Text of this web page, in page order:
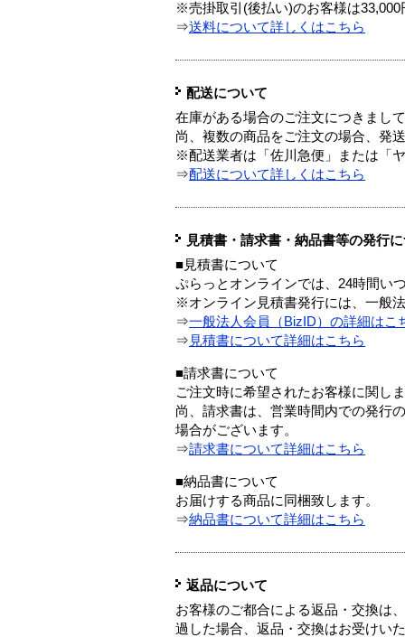
※売掛取引(後払い)のお客様は33,000
⇒送料について詳しくはこちら
配送について
在庫がある場合のご注文につきまし
尚、複数の商品をご注文の場合、発
※配送業者は「佐川急便」または「
⇒配送について詳しくはこちら
見積書・請求書・納品書等の発行
■見積書について
ぷらっとオンラインでは、24時間い
※オンライン見積書発行には、一般
⇒一般法人会員（BizID）の詳細はこ
⇒ 見積書について詳細はこちら
■請求書について
ご注文時に希望されたお客様に関し
尚、請求書は、営業時間内での発行
場合がございます。
⇒請求書について詳細はこちら
■納品書について
お届けする商品に同梱致します。
⇒納品書について詳細はこちら
返品について
お客様のご都合による返品・交換は
過した場合、返品・交換はお受けいた